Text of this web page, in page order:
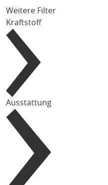
Weitere Filter
Kraftstoff
Ausstattung